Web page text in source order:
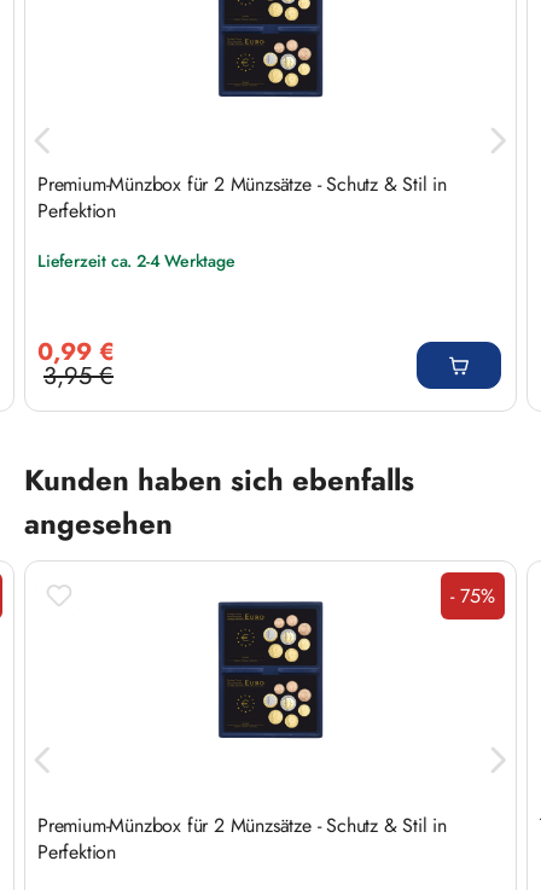
Premium-Münzbox für 2 Münzsätze - Schutz & Stil in
Perfektion
Lieferzeit ca. 2-4 Werktage
0,99 €
Regulärer Preis:
3,95 €
Produktgalerie überspringen
Kunden haben sich ebenfalls
angesehen
Rabatt
- 75%
Premium-Münzbox für 2 Münzsätze - Schutz & Stil in
Perfektion